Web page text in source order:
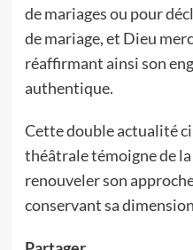
de mariages ou pour
de mariage, et Dieu
réaffirmant ainsi son
authentique.
Cette double actualité
théâtrale témoigne de
renouveler son
conservant sa